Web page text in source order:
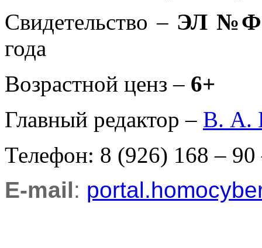
Свидетельство – ЭЛ
года
Возрастной ценз – 6+
Главный редактор – В. А.
Телефон: 8 (926) 168 – 90
E-mail: